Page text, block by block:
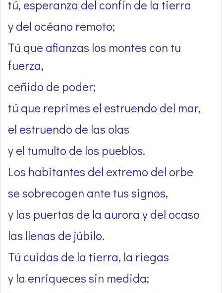
tú, esperanza del confín de la tierra
y del océano remoto;
Tú que afianzas los montes con tu
fuerza,
ceñido de poder;
tú que reprimes el estruendo del mar,
el estruendo de las olas
y el tumulto de los pueblos.
Los habitantes del extremo del orbe
se sobrecogen ante tus signos,
y las puertas de la aurora y del ocaso
las llenas de júbilo.
Tú cuidas de la tierra, la riegas
y la enriqueces sin medida;